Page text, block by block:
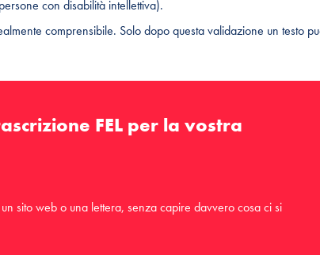
con disabilità intellettiva).
comprensibile. Solo dopo questa validazione un testo
FEL per la vostra
sito web o una lettera, senza capire davvero cosa ci si